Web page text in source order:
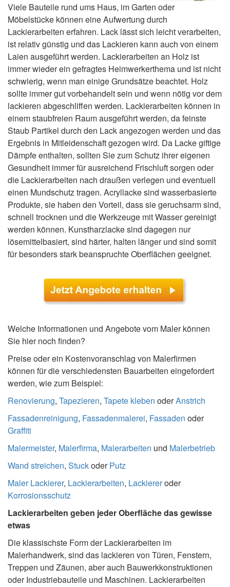
Viele Bauteile rund ums Haus, im Garten oder
Möbelstücke können eine Aufwertung durch
Lackierarbeiten erfahren. Lack lässt sich leicht verarbeiten,
ist relativ günstig und das Lackieren kann auch von einem
Laien ausgeführt werden. Lackierarbeiten an Holz ist
immer wieder ein gefragtes Heimwerkerthema und ist nicht
schwierig, wenn man einige Grundsätze beachtet. Holz
sollte immer gut vorbehandelt sein und wenn nötig vor dem
lackieren abgeschliffen werden. Lackierarbeiten können in
einem staubfreien Raum ausgeführt werden, da feinste
Staub Partikel durch den Lack angezogen werden und das
Ergebnis in Mitleidenschaft gezogen wird. Da Lacke giftige
Dämpfe enthalten, sollten Sie zum Schutz ihrer eigenen
Gesundheit immer für ausreichend Frischluft sorgen oder
die Lackierarbeiten nach draußen verlegen und eventuell
einen Mundschutz tragen. Acryllacke sind wasserbasierte
Produkte, sie haben den Vorteil, dass sie geruchsarm sind,
schnell trocknen und die Werkzeuge mit Wasser gereinigt
werden können. Kunstharzlacke sind dagegen nur
lösemittelbasiert, sind härter, halten länger und sind somit
für besonders stark beanspruchte Oberflächen geeignet.
Welche Informationen und Angebote vom Maler können
Sie hier noch finden?
Preise oder ein Kostenvoranschlag von Malerfirmen
können für die verschiedensten Bauarbeiten eingefordert
werden, wie zum Beispiel:
Renovierung, Tapezieren, Tapete kleben oderAnstrich
Fassadenreinigung, Fassadenmalerei, Fassaden oder
Graffiti
Malermeister, Malerfirma, Malerarbeiten und Malerbetrieb
Wand streichen, StuckoderPutz
Maler Lackierer, Lackierarbeiten, Lackiereroder
Korrosionsschutz
Lackierarbeiten geben jeder Oberfläche das gewisse
etwas
Die klassischste Form der Lackierarbeiten im
Malerhandwerk, sind das lackieren von Türen, Fenstern,
Treppen und Zäunen, aber auch Bauwerkkonstruktionen
oder Industriebauteile und Maschinen. Lackierarbeiten